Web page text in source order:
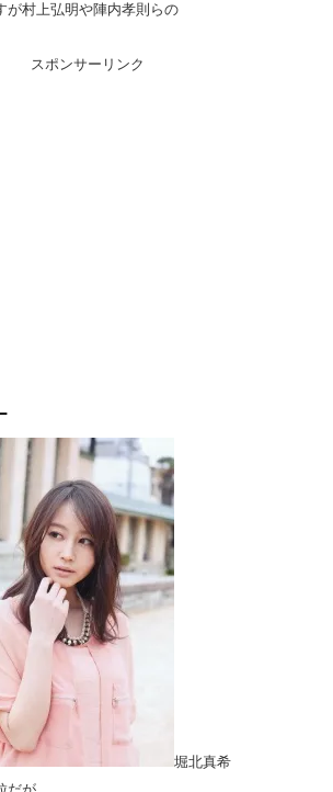
が村上弘明や陣内孝則らの
スポンサーリンク
堀北真希